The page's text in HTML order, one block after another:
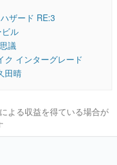
ザード RE:3
ル
議
ク インターグレード
田晴
よる収益を得ている場合が